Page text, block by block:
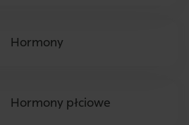
Hormony
Hormony płciowe